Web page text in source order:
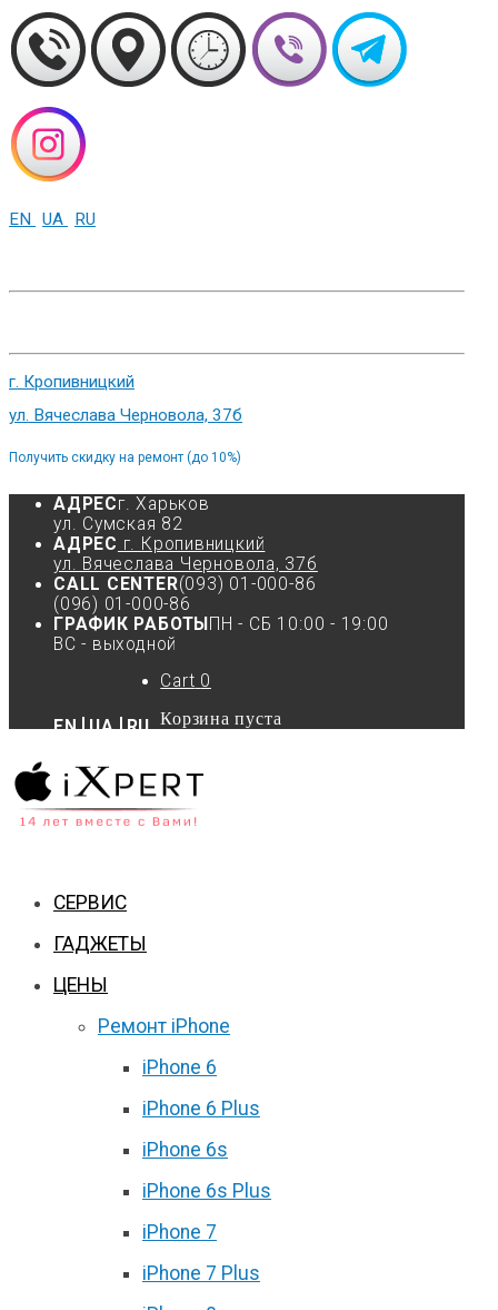
EN UA RU
г. Кропивницкий
ул. Вячеслава Черновола, 37б
Получить скидку на ремонт (до 10%)
АДРЕСг. Харьков
ул. Сумская 82
АДРЕС г. Кропивницкий
ул. Вячеслава Черновола, 37б
CALL CENTER(093) 01-000-86
(096) 01-000-86
ГРАФИК РАБОТЫ ПН - СБ 10:00 - 19:00
ВС - выходной
EN UA RU
Cart 0
Корзина пуста
СЕРВИС
ГАДЖЕТЫ
ЦЕНЫ
Ремонт iPhone
iPhone 6
iPhone 6 Plus
iPhone 6s
iPhone 6s Plus
iPhone 7
iPhone 7 Plus